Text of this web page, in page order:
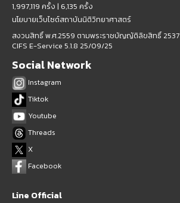
1,997,119 ครั้ง | 6,135 ครั้ง
นโยบายเว็บไซต์สถาบันนิติวิทยาศาสตร์
สงวนสิทธิ์ พ.ศ.2559 ตามพระราชบัญญัติลิขสิทธิ์ 2537
CIFS E-Service 5.1.8 25/09/25
Social Network
Instagram
Tiktok
Youtube
Threads
X
Facebook
Line Official